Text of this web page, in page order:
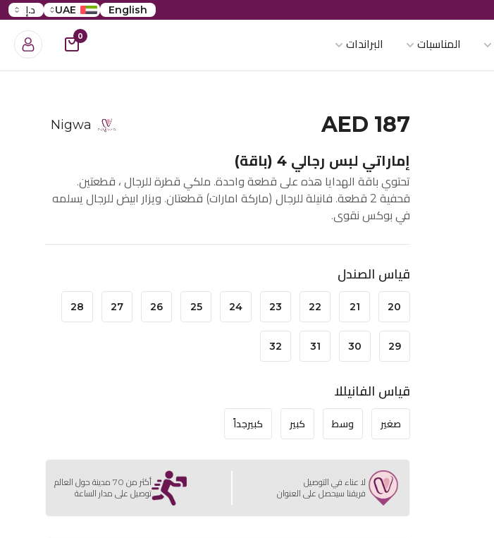
English
UAE د.إ
المناسبات البراندات
0
AED 187
Nigwa
إماراتي لبس رجالي 4 (باقة)
تحتوي باقة الهدايا هذه على قطعة واحدة. ملكي قطرة للرجال ، قطعتين.
قحفية 2 قطعة. فانيلة للرجال (ماركة امارات) قطعتان. ويزار ابيض للرجال يسلمه
في بوكس نقوى.
قياس الصندل
20
21
22
23
24
25
26
27
28
29
30
31
32
قياس الفانيللا
صغير وسط كبير كبيرجداً
لا عناء في التوصيل
فريقنا سيحصل على العنوان
أكثر من 70 مدينة حول العالم
توصيل على مدار الساعة